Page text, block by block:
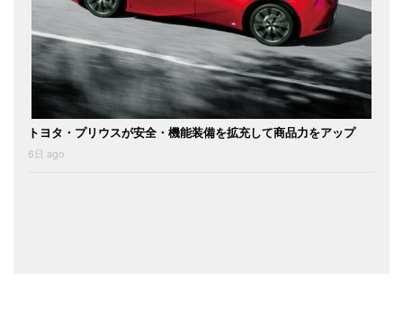
トヨタ・プリウスが安全・機能装備を拡充して商品力をアップ
6日 ago